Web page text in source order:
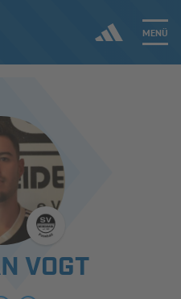
MENÜ
VOGT